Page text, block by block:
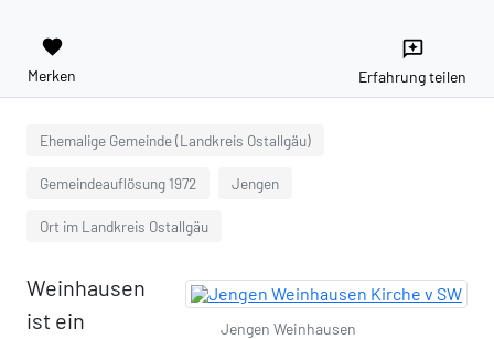
favorite
Merken
reviews
Erfahrung teilen
Ehemalige Gemeinde (Landkreis Ostallgäu)
Gemeindeauflösung 1972 Jengen
Ort im Landkreis Ostallgäu
Jengen Weinhausen
Weinhausen
ist ein